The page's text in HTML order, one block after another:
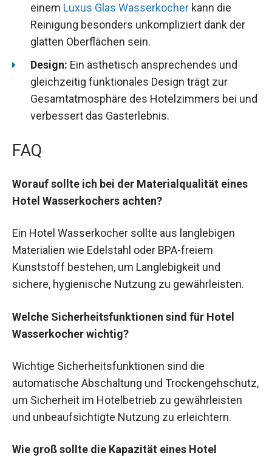
einem Luxus Glas Wasserkocher kann die
Reinigung besonders unkompliziert dank der
glatten Oberflächen sein.
Design: Ein ästhetisch ansprechendes und
gleichzeitig funktionales Design trägt zur
Gesamtatmosphäre des Hotelzimmers bei und
verbessert das Gasterlebnis.
FAQ
Worauf sollte ich bei der Materialqualität eines
Hotel Wasserkochers achten?
Ein Hotel Wasserkocher sollte aus langlebigen
Materialien wie Edelstahl oder BPA-freiem
Kunststoff bestehen, um Langlebigkeit und
sichere, hygienische Nutzung zu gewährleisten.
Welche Sicherheitsfunktionen sind für Hotel
Wasserkocher wichtig?
Wichtige Sicherheitsfunktionen sind die
automatische Abschaltung und Trockengehschutz,
um Sicherheit im Hotelbetrieb zu gewährleisten
und unbeaufsichtigte Nutzung zu erleichtern.
Wie groß sollte die Kapazität eines Hotel